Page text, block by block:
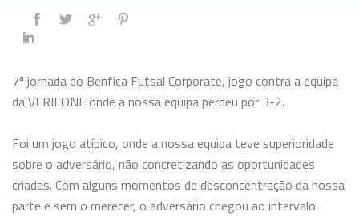
7ª jornada do Benfica Futsal Corporate, jogo contra a equipa
da VERIFONE onde a nossa equipa perdeu por 3-2.
Foi um jogo atípico, onde a nossa equipa teve superioridade
sobre o adversário, não concretizando as oportunidades
criadas. Com alguns momentos de desconcentração da nossa
parte e sem o merecer, o adversário chegou ao intervalo